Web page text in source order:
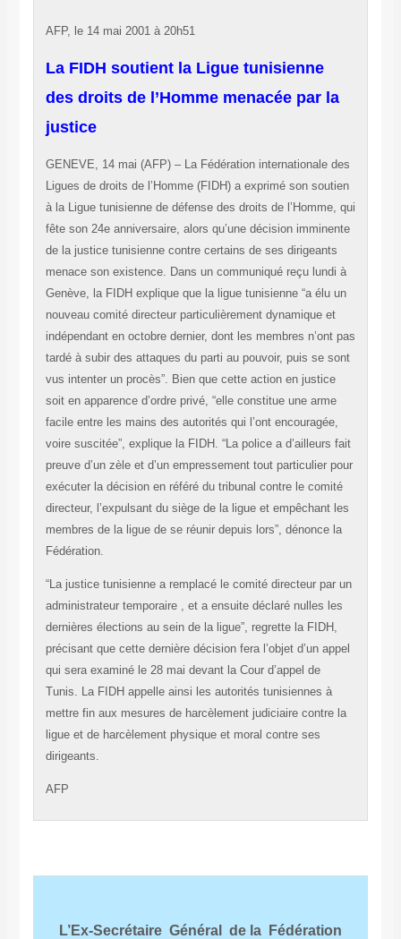
AFP, le 14 mai 2001 à 20h51
La FIDH soutient la Ligue tunisienne
des droits de l’Homme menacée par la
justice
GENEVE, 14 mai (AFP) – La Fédération internationale des
Ligues de droits de l’Homme (FIDH) a exprimé son soutien
à la Ligue tunisienne de défense des droits de l’Homme, qui
fête son 24e anniversaire, alors qu’une décision imminente
de la justice tunisienne contre certains de ses dirigeants
menace son existence. Dans un communiqué reçu lundi à
Genève, la FIDH explique que la ligue tunisienne “a élu un
nouveau comité directeur particulièrement dynamique et
indépendant en octobre dernier, dont les membres n’ont pas
tardé à subir des attaques du parti au pouvoir, puis se sont
vus intenter un procès”. Bien que cette action en justice
soit en apparence d’ordre privé, “elle constitue une arme
facile entre les mains des autorités qui l’ont encouragée,
voire suscitée”, explique la FIDH. “La police a d’ailleurs fait
preuve d’un zèle et d’un empressement tout particulier pour
exécuter la décision en référé du tribunal contre le comité
directeur, l’expulsant du siège de la ligue et empêchant les
membres de la ligue de se réunir depuis lors”, dénonce la
Fédération.
“La justice tunisienne a remplacé le comité directeur par un
administrateur temporaire , et a ensuite déclaré nulles les
dernières élections au sein de la ligue”, regrette la FIDH,
précisant que cette dernière décision fera l’objet d’un appel
qui sera examiné le 28 mai devant la Cour d’appel de
Tunis. La FIDH appelle ainsi les autorités tunisiennes à
mettre fin aux mesures de harcèlement judiciaire contre la
ligue et de harcèlement physique et moral contre ses
dirigeants.
AFP
L’Ex-Secrétaire Général de la
Fédération